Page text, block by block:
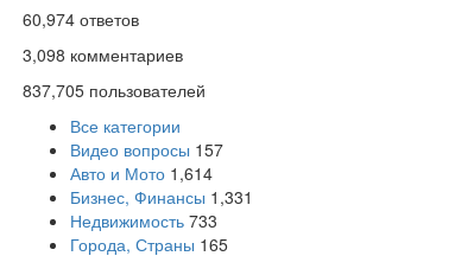
60,974ответов
3,098 комментариев
837,705пользователей
Все категории
Видео вопросы 157
Авто и Мото 1,614
Бизнес, Финансы 1,331
Недвижимость 733
Города, Страны 165